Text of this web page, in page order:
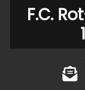
F.C.